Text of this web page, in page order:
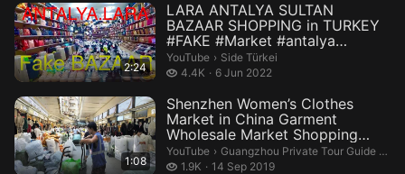
2:24
LARA ANTALYA SULTAN
BAZAAR SHOPPING in TURKEY
#FAKE #Market #antalya
#turkey #Lara
YouTube › Side Türkei.
Side Türkei
4.4K
4.4 thousand views
6 Jun 2022
1:08
Shenzhen Women’s Clothes
Market in China Garment
Wholesale Market Shopping
Tour Guide...
YouTube › Guangzhou Private Tour Guide
Guangzhou Private Tour Guide Sourcing Agent China
1.9K
1.9 thousand views
14 Sep 2019